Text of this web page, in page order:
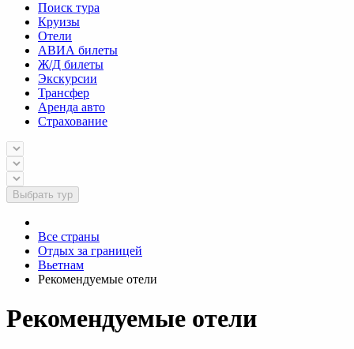
Поиск тура
Круизы
Отели
АВИА билеты
Ж/Д билеты
Экскурсии
Трансфер
Аренда авто
Страхование
Выбрать тур
Все страны
Отдых за границей
Вьетнам
Рекомендуемые отели
Рекомендуемые отели